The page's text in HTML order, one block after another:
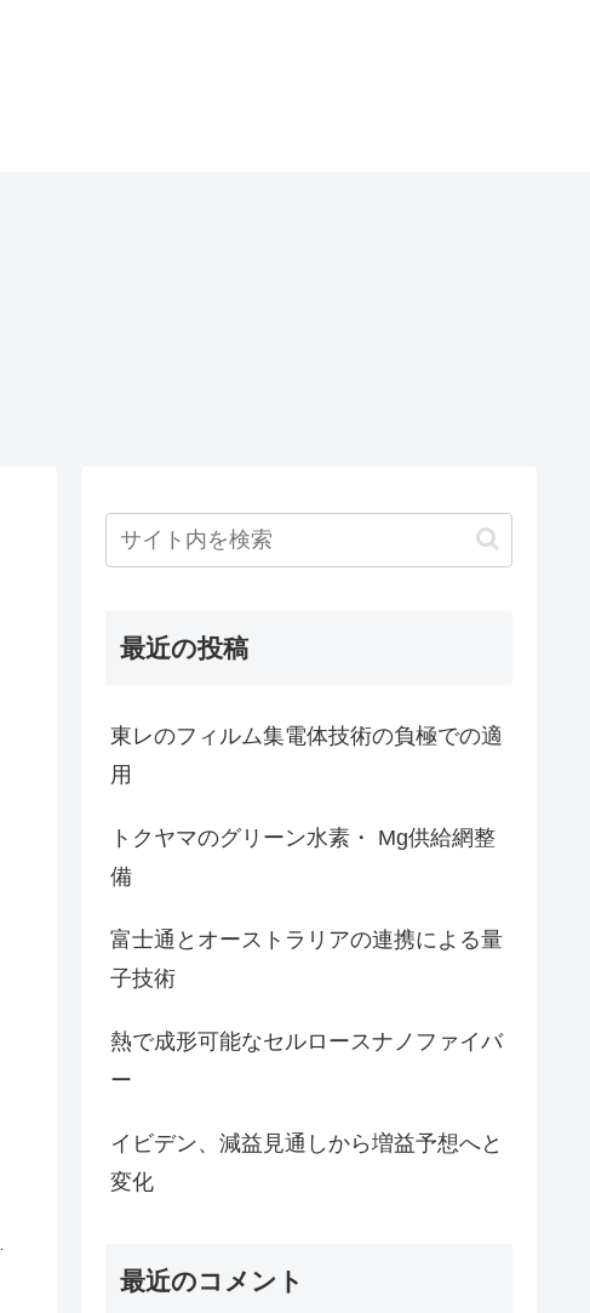
最近の投稿
東レのフィルム集電体技術の負極での適
用
トクヤマのグリーン水素・ Mg供給網整
備
富士通とオーストラリアの連携による量
子技術
熱で成形可能なセルロースナノファイバ
ー
イビデン、減益見通しから増益予想へと
変化
最近のコメント